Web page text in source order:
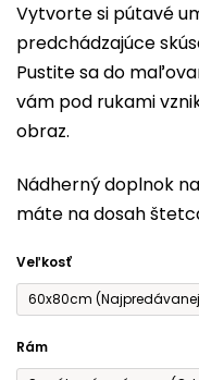
Vytvorte si pútavé
predchádzajúce
Pustite sa do
vám pod rukami
obraz.
Nádherný doplnok
máte na dosah
Veľkosť
60x80cm
Rám
z
5
hviezdičiek.